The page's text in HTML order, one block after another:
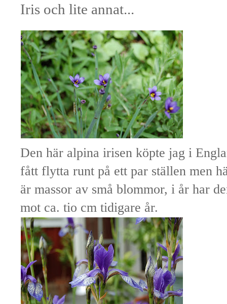
Iris och lite annat...
Den här alpina irisen köpte jag i
fått flytta runt på ett par ställen men
är massor av små blommor, i år har
mot ca. tio cm tidigare år.